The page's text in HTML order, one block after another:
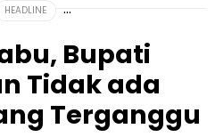
HEADLINE
Bupati
Tidak ada
Terganggu